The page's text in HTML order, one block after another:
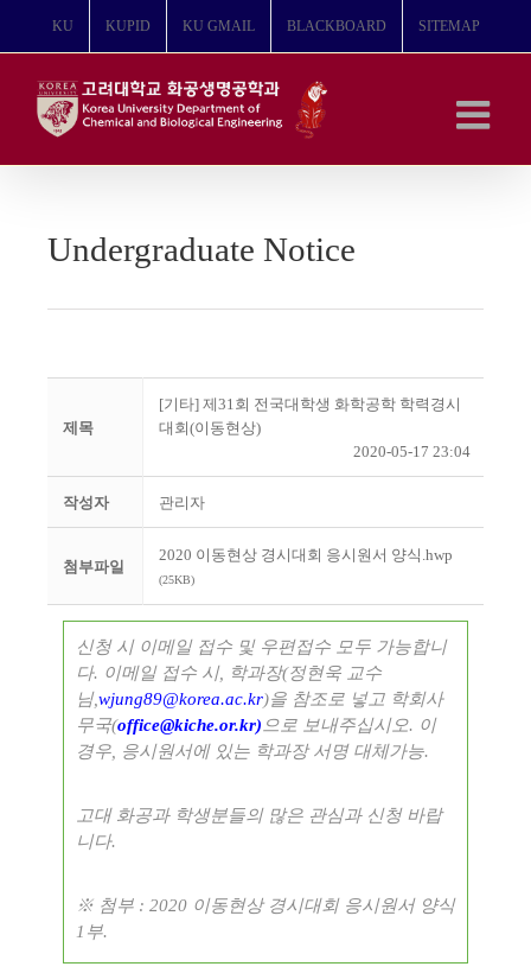
뛰
KU KUPID KU GMAIL BLACKBOARD SITEMAP
Undergraduate Notice
제목
[기타] 제31회 전국대학생 화학공학 학력경시
대회(이동현상)
2020-05-17 23:04
작성자 관리자
첨부파일
2020 이동현상 경시대회 응시원서 양식.hwp
(25KB)
신청 시 이메일 접수 및 우편접수 모두 가능합니
다. 이메일 접수 시, 학과장(정현욱 교수
님,wjung89@korea.ac.kr)을 참조로 넣고 학회사
무국(office@kiche.or.kr)으로 보내주십시오. 이
경우, 응시원서에 있는 학과장 서명 대체가능.
고대 화공과 학생분들의 많은 관심과 신청 바랍
니다.
※ 첨부 : 2020 이동현상 경시대회 응시원서 양식
1부.